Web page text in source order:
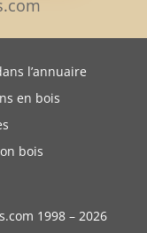
l’annuaire
en bois
bois
1998 –2026